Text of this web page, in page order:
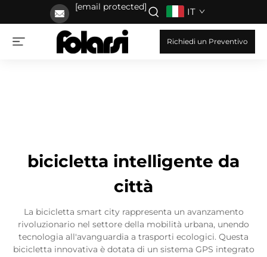
[email protected] IT
Richiedi un Preventivo
bicicletta intelligente da
città
La bicicletta smart city rappresenta un avanzamento
rivoluzionario nel settore della mobilità urbana, unendo
tecnologia all'avanguardia a trasporti ecologici. Questa
bicicletta innovativa è dotata di un sistema GPS integrato